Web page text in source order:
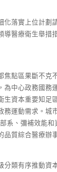
落實上位計劃
導醫療衛生舉措
點區果斷不克不
為中心政務國務
生資本重要知足
務運動需求。城
系、彌補效能
品質綜合醫療辦
類有序推動資